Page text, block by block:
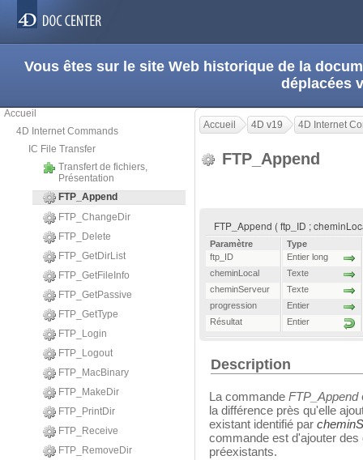
Vous êtes sur le site Web historique de la
déplacées
Accueil
4D Internet Commands
IC File Transfer
Transfert de fichiers,
Présentation
FTP_Append
FTP_ChangeDir
FTP_Delete
FTP_GetDirList
FTP_GetFileInfo
FTP_GetPassive
FTP_GetType
FTP_Login
FTP_Logout
FTP_MacBinary
FTP_MakeDir
FTP_PrintDir
FTP_Receive
FTP_RemoveDir
Accueil 4D v19 4D Internet
FTP_Append
FTP_Append ( ftp_ID ;
Paramètre
Type
ftp_ID
Entier long
cheminLocal
Texte
cheminServeur
Texte
progression
Entier
Résultat
Entier
Description
La commande FTP_Append
la différence près qu'elle
existant identifié par
commande est d'ajouter
préexistants.